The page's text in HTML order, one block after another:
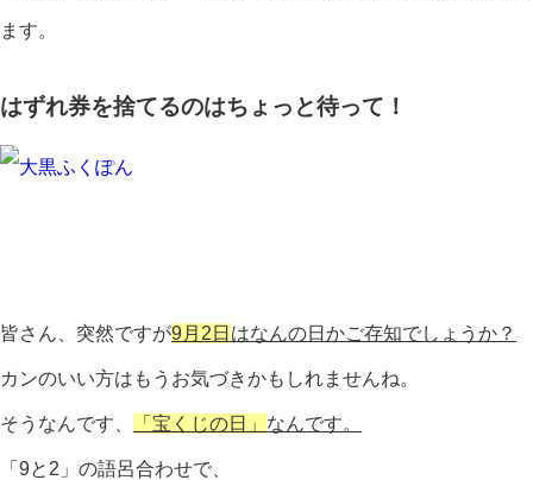
ます。
はずれ券を捨てるのはちょっと待って！
皆さん、突然ですが9月2日 はなんの日かご存知でしょうか？
カンのいい方はもうお気づきかもしれませんね。
そうなんです、 「宝くじの日」 なんです。
「9と2」の語呂合わせで、